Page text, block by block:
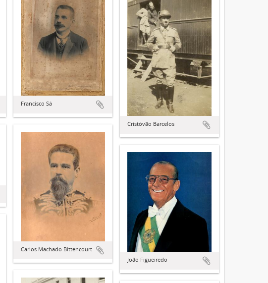
Francisco Sá
Cristóvão Barcelos
Carlos Machado Bittencourt
João Figueiredo